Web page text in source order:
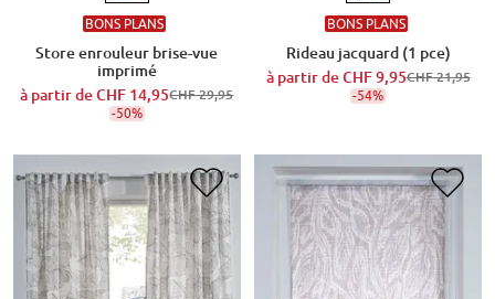
BONS PLANS
Store enrouleur brise-vue
imprimé
à partir deCHF 14,95CHF 29,95
-50%
BONS PLANS
Rideau jacquard (1 pce)
à partir deCHF 9,95CHF 21,95
-54%